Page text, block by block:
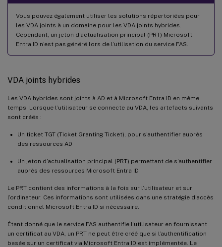
Vous pouvez également utiliser les solutions répertoriées pour
les VDA joints à un domaine pour les VDA joints hybrides.
Cependant, un jeton d’actualisation principal (PRT) Microsoft
Entra ID n’est pas généré lors de l’utilisation du service FAS.
VDA joints hybrides
Les VDA hybrides sont joints à AD et à Microsoft Entra ID en même
temps. Lorsque l’utilisateur se connecte au VDA, les artefacts suivants
sont créés :
Un ticket TGT (Ticket Granting Ticket), pour s’authentifier auprès
des ressources AD
Un jeton d’actualisation principal (PRT) permettant de s’authentifier
auprès des ressources Microsoft Entra ID
Le PRT contient des informations à la fois sur l’utilisateur et sur
l’ordinateur. Ces informations sont utilisées dans une stratégie d’accès
conditionnel Microsoft Entra ID si nécessaire.
Étant donné que le service FAS authentifie l’utilisateur en fournissant
un certificat au VDA, un PRT ne peut être créé que si l’authentification
basée sur un certificat via Microsoft Entra ID est implémentée. Le